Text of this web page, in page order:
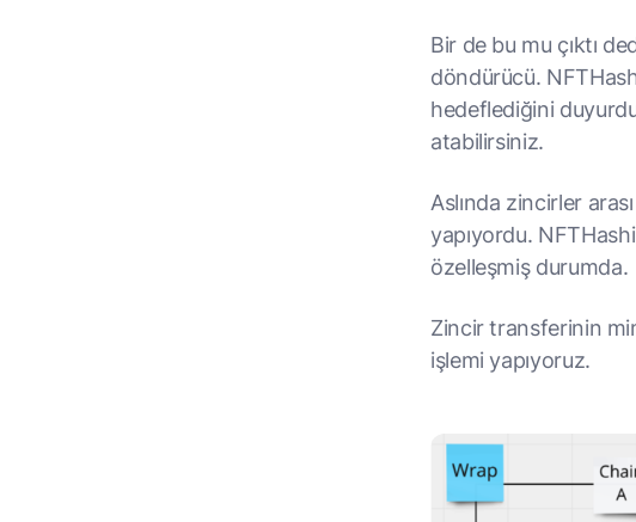
Bir de bu mu çıktı
döndürücü.
hedeflediğini
atabilirsiniz.
Aslında zincirler
yapıyordu.
özelleşmiş durumda.
Zincir transferinin
işlemi yapıyoruz.